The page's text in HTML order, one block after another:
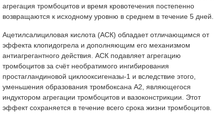
агрегация тромбоцитов и время кровотечения постепенно
возвращаются к исходному уровню в среднем в течение 5 дней.
Ацетилсалициловая кислота (АСК) обладает отличающимся от
эффекта клопидогрела и дополняющим его механизмом
антиагрегантного действия. АСК подавляет агрегацию
тромбоцитов за счёт необратимого ингибирования
простагландиновой циклооксигеназы-1 и вследствие этого,
уменьшения образования тромбоксана А2, являющегося
индуктором агрегации тромбоцитов и вазоконстрикции. Этот
эффект сохраняется в течение всего срока жизни тромбоцитов.